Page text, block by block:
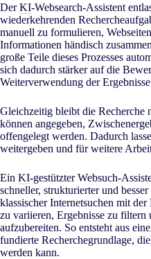
DerKI-Websearch-Assistent
wiederkehrenden
manuell zu formulieren,
Informationen händisch
große Teile dieses Prozesses
sich dadurch stärker auf die
Weiterverwendung der
Gleichzeitig bleibt die Recherche
können angegeben,
offengelegt werden. Dadurch
weitergeben und für weitere
Ein KI-gestützter Websuch-
schneller, strukturierter und
klassischer Internetsuchen mit
zu variieren, Ergebnisse zu
aufzubereiten. So entsteht aus
fundierte Recherchegrundlage,
werden kann.